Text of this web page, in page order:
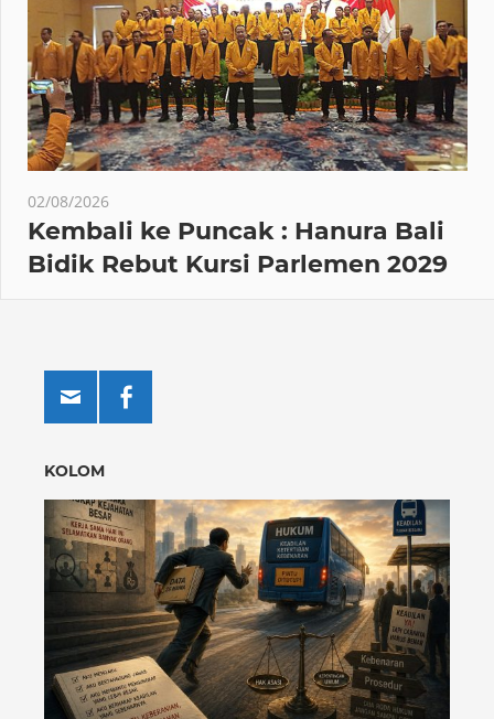
02/08/2026
Kembali ke Puncak : Hanura Bali
Bidik Rebut Kursi Parlemen 2029
KOLOM